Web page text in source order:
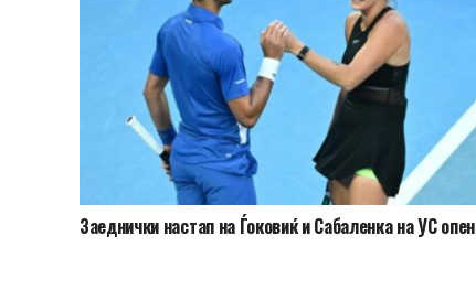
Заеднички настап на Ѓоковиќ и Сабаленка на УС опен